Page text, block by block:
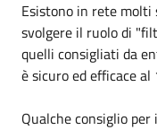
Esistono in rete
svolgere il ruolo di
quelli consigliati da
è sicuro ed efficace
Qualche consiglio